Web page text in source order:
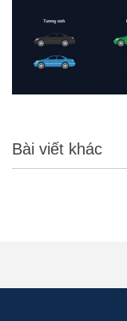
Bài viết khác